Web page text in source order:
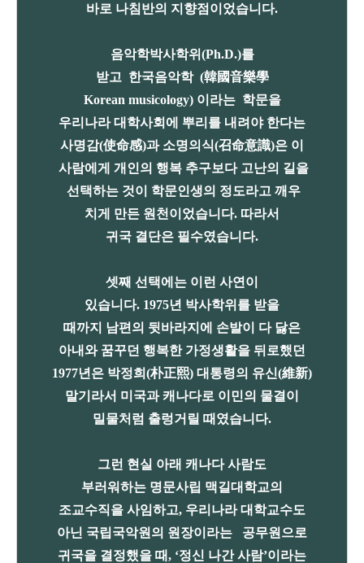
바로 나침반의 지향점이었습니다.
음악학박사학위(Ph.D.)를
받고 한국음악학 (韓國音樂學
Korean musicology) 이라는 학문을
우리나라 대학사회에 뿌리를 내려야 한다는
사명감(使命感)과 소명의식(召命意識)은 이
사람에게 개인의 행복 추구보다 고난의 길을
선택하는 것이 학문인생의 정도라고 깨우
치게 만든 원천이었습니다. 따라서
귀국 결단은 필수였습니다.
셋째 선택에는 이런 사연이
있습니다. 1975년 박사학위를 받을
때까지 남편의 뒷바라지에 손발이 다 닳은
아내와 꿈꾸던 행복한 가정생활을 뒤로했던
1977년은 박정희(朴正熙) 대통령의 유신(維新)
말기라서 미국과 캐나다로 이민의 물결이
밀물처럼 출렁거릴 때였습니다.
그런 현실 아래 캐나다 사람도
부러워하는 명문사립 맥길대학교의
조교수직을 사임하고, 우리나라 대학교수도
아닌 국립국악원의 원장이라는 공무원으로
귀국을 결정했을 때, ‘정신 나간 사람’이라는